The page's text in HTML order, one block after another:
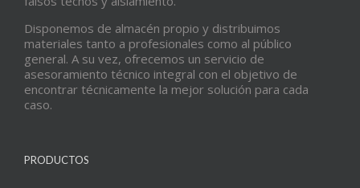
Disponemos de almacén propio y distribuimos
materiales tanto a profesionales como al público
general. A su vez, ofrecemos un servicio de
asesoramiento técnico integral con el objetivo de
encontrar técnicamente la mejor solución para cada
caso.
PRODUCTOS